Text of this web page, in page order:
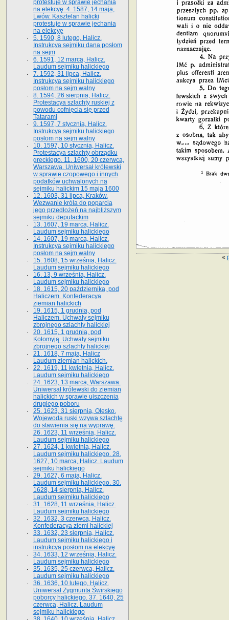
«
protestuje w sprawie jechania
na elekcyę. 4. 1587, 14 maja,
Lwów. Kasztelan halicki
protestuje w sprawie jechania
na elekcyę
5. 1590, 8 lutego, Halicz.
Instrukcya sejmiku dana posłom
na sejm
6. 1591, 12 marca, Halicz.
Laudum sejmiku halickiego
7. 1592, 31 lipca, Halicz.
Instrukcya sejmiku halickiego
posłom na sejm walny
8. 1594, 26 sierpnia, Halicz.
Protestacya szlachty ruskiej z
powodu cofnięcia się przed
Tatarami
9. 1597, 7 stycznia, Halicz.
Instrukcya sejmiku halickiego
posłom na sejm walny
10. 1597, 10 stycznia, Halicz.
Protestacya szlachty obrządku
greckiego. 11. 1600, 20 czerwca,
Warszawa. Uniwersał królewski
w sprawie czopowego i innych
podatków uchwalonych na
sejmiku halickim 15 maja 1600
12. 1603, 31 lipca, Kraków.
Wezwanie króla do poparcia
jego przedłożeń na najbliższym
sejmiku deputackim
13. 1607, 19 marca, Halicz.
Laudum sejmiku halickiego
14. 1607, 19 marca, Halicz.
Instrukcya sejmiku halickiego
posłom na sejm walny
15. 1608, 15 września, Halicz.
Laudum sejmiku halickiego
16. 13, 9 września, Halicz.
Laudum sejmiku halickiego
18. 1615, 20 października, pod
Haliczem. Konfederacya
ziemian halickich
19. 1615, 1 grudnia, pod
Haliczem. Uchwały sejmiku
zbrojnego szlachty halickiej
20. 1615, 1 grudnia, pod
Kołomyją. Uchwały sejmiku
zbrojnego szlachty halickiej
21. 1618, 7 maja, Halicz
Laudum ziemian halickich.
22. 1619, 11 kwietnia, Halicz.
Laudum sejmiku halickiego
24. 1623, 13 marca, Warszawa.
Uniwersał królewski do ziemian
halickich w sprawie uiszczenia
drugiego poboru
25. 1623, 31 sierpnia, Olesko.
Wojewoda ruski wzywa szlachtę
do stawienia się na wyprawę.
26. 1623, 11 września, Halicz.
Laudum sejmiku halickiego
27. 1624, 1 kwietnia, Halicz.
Laudum sejmiku halickiego. 28.
1627, 10 marca, Halicz. Laudum
sejmiku halickiego
29. 1627, 6 maja, Halicz.
Laudum sejmiku halickiego. 30.
1628, 14 sierpnia, Halicz.
Laudum sejmiku halickiego
31. 1628, 11 września, Halicz.
Laudum sejmiku halickiego
32. 1632, 3 czerwca, Halicz.
Konfederacya ziemi halickiej
33. 1632, 23 sierpnia, Halicz.
Laudum sejmiku halickiego i
instrukcya posłom na elekcyę
34. 1633, 12 września, Halicz.
Laudum sejmiku halickiego
35. 1635, 25 czerwca, Halicz.
Laudum sejmiku halickiego
36. 1636, 10 lutego, Halicz.
Uniwersał Zygmunta Świrskiego
poborcy halickiego. 37. 1640, 25
czerwca, Halicz. Laudum
sejmiku halickiego